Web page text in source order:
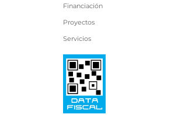
Financiación
Proyectos
Servicios